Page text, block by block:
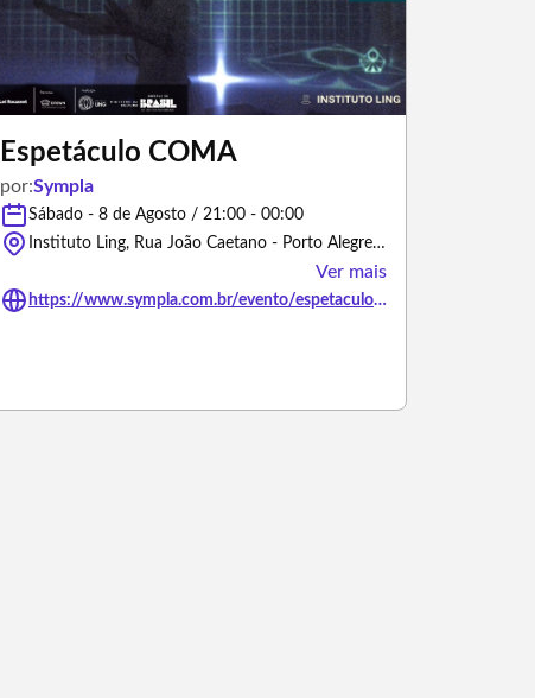
Espetáculo COMA
por:Sympla
Sábado - 8 de Agosto / 21:00 - 00:00
Instituto Ling, Rua João Caetano - Porto Alegre/Rio Grande do Sul
Ver mais
https://www.sympla.com.br/evento/espetaculo-coma/3486133